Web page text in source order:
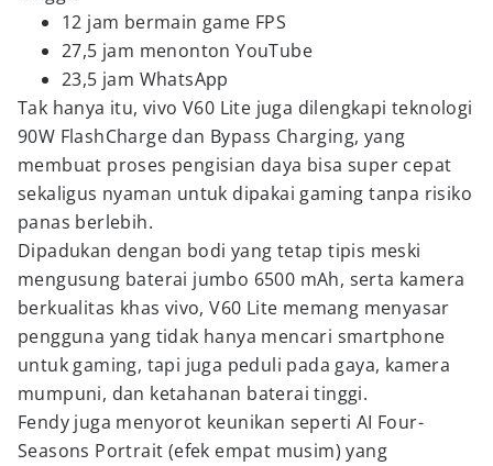
12 jam bermain game FPS
27,5 jam menonton YouTube
23,5 jam WhatsApp
Tak hanya itu, vivo V60 Lite juga dilengkapi teknologi
90W FlashCharge dan Bypass Charging, yang
membuat proses pengisian daya bisa super cepat
sekaligus nyaman untuk dipakai gaming tanpa risiko
panas berlebih.
Dipadukan dengan bodi yang tetap tipis meski
mengusung baterai jumbo 6500 mAh, serta kamera
berkualitas khas vivo, V60 Lite memang menyasar
pengguna yang tidak hanya mencari smartphone
untuk gaming, tapi juga peduli pada gaya, kamera
mumpuni, dan ketahanan baterai tinggi.
Fendy juga menyorot keunikan seperti AI Four-
Seasons Portrait (efek empat musim) yang